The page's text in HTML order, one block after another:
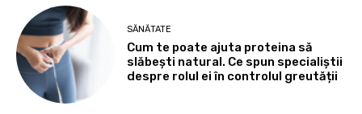
SĂNĂTATE
Cum te poate ajuta proteina să
slăbești natural. Ce spun specialiștii
despre rolul ei în controlul greutății